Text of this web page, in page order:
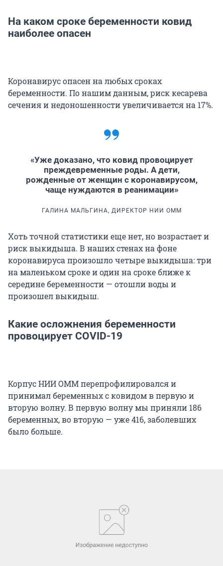
На каком сроке беременности ковид
наиболее опасен
Коронавирус опасен на любых сроках
беременности. По нашим данным, риск кесарева
сечения и недоношенности увеличивается на 17%.
«Уже доказано, что ковид провоцирует
преждевременные роды. А дети,
рожденные от женщин с коронавирусом,
чаще нуждаются в реанимации»
ГАЛИНА МАЛЬГИНА, ДИРЕКТОР НИИ ОММ
Хоть точной статистики еще нет, но возрастает и
риск выкидыша. В наших стенах на фоне
коронавируса произошло четыре выкидыша: три
на маленьком сроке и один на сроке ближе к
середине беременности — отошли воды и
произошел выкидыш.
Какие осложнения беременности
провоцирует COVID-19
Корпус НИИ ОММ перепрофилировался и
принимал беременных с ковидом в первую и
вторую волну. В первую волну мы приняли 186
беременных, во вторую — уже 416, заболевших
было больше.